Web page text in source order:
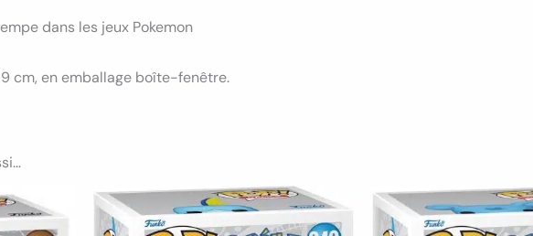
dans les jeux Pokemon
cm, en emballage boîte-fenêtre.